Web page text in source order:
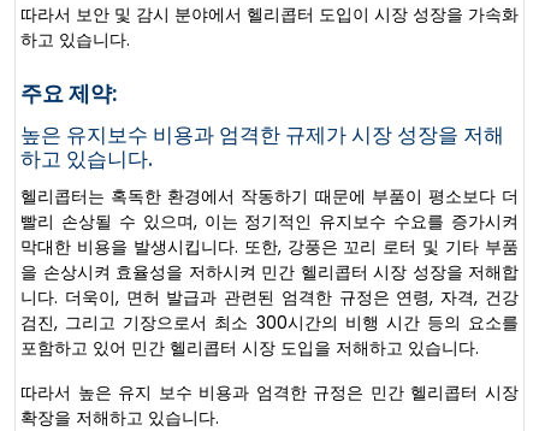
따라서 보안 및 감시 분야에서 헬리콥터 도입이 시장 성장을 가속화
하고 있습니다.
주요 제약:
높은 유지보수 비용과 엄격한 규제가 시장 성장을 저해
하고 있습니다.
헬리콥터는 혹독한 환경에서 작동하기 때문에 부품이 평소보다 더
빨리 손상될 수 있으며, 이는 정기적인 유지보수 수요를 증가시켜
막대한 비용을 발생시킵니다. 또한, 강풍은 꼬리 로터 및 기타 부품
을 손상시켜 효율성을 저하시켜 민간 헬리콥터 시장 성장을 저해합
니다. 더욱이, 면허 발급과 관련된 엄격한 규정은 연령, 자격, 건강
검진, 그리고 기장으로서 최소 300시간의 비행 시간 등의 요소를
포함하고 있어 민간 헬리콥터 시장 도입을 저해하고 있습니다.
따라서 높은 유지 보수 비용과 엄격한 규정은 민간 헬리콥터 시장
확장을 저해하고 있습니다.